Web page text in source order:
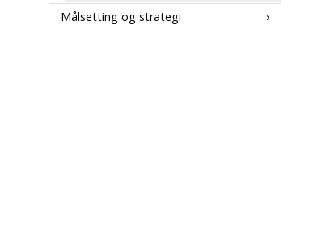
Målsetting og strategi